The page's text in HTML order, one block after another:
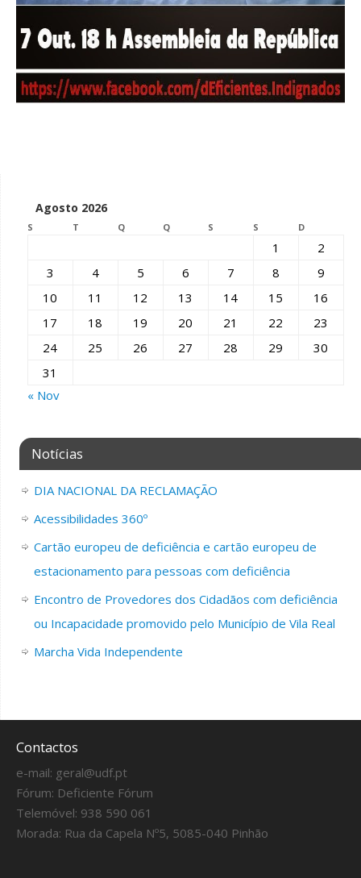
Agosto 2026
S T Q Q S S D
1
2
3
4 5 6 7 8
9
10
11 12 13 14 15
16
17
18 19 20 21 22
23
24
25 26 27 28 29
30
31
« Nov
Notícias
DIA NACIONAL DA RECLAMAÇÃO
Acessibilidades 360º
Cartão europeu de deficiência e cartão europeu de
estacionamento para pessoas com deficiência
Encontro de Provedores dos Cidadãos com deficiência
ou Incapacidade promovido pelo Município de Vila Real
Marcha Vida Independente
Contactos
e-mail: geral@udf.pt
Fórum: Deficiente Fórum
Telemóvel: 938 590 061
Morada: Rua da Capela Nº5, 5085-040 Pinhão